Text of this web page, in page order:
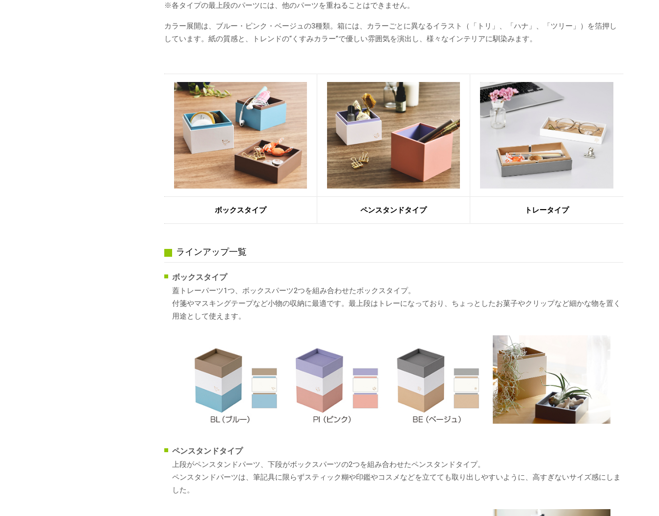
※各タイプの最上段のパーツには、他のパーツを重ねることはできません。
カラー展開は、ブルー・ピンク・ベージュの3種類。箱には、カラーごとに異なるイラスト（「トリ」、「ハナ」、「ツリー」）を箔押し
しています。紙の質感と、トレンドの“くすみカラー”で優しい雰囲気を演出し、様々なインテリアに馴染みます。
ボックスタイプ ペンスタンドタイプ トレータイプ
ラインアップ一覧
ボックスタイプ
蓋トレーパーツ1つ、ボックスパーツ2つを組み合わせたボックスタイプ。
付箋やマスキングテープなど小物の収納に最適です。最上段はトレーになっており、ちょっとしたお菓子やクリップなど細かな物を置く
用途として使えます。
ペンスタンドタイプ
上段がペンスタンドパーツ、下段がボックスパーツの2つを組み合わせたペンスタンドタイプ。
ペンスタンドパーツは、筆記具に限らずスティック糊や印鑑やコスメなどを立てても取り出しやすいように、高すぎないサイズ感にしま
した。